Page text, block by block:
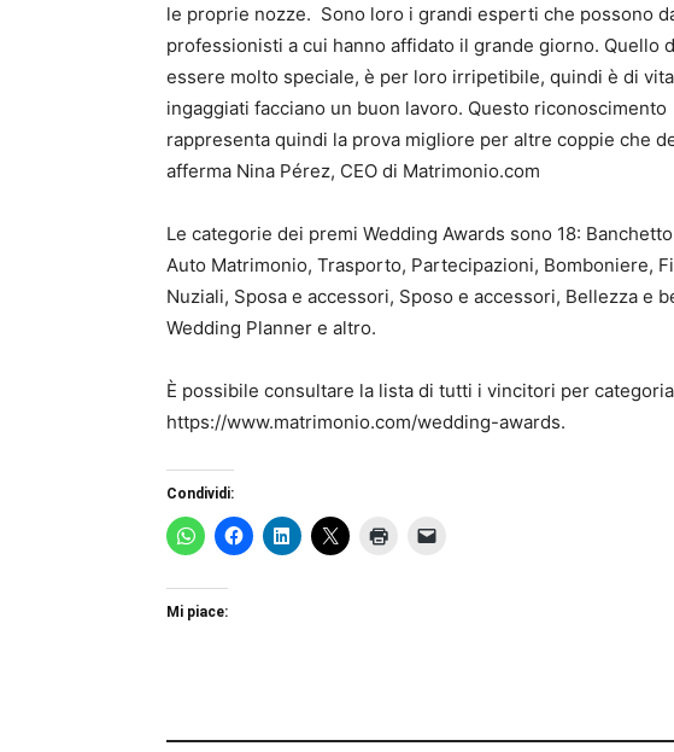
le proprie nozze. Sono loro i grandi esperti che possono
professionisti a cui hanno affidato il grande giorno. Quello
essere molto speciale, è per loro irripetibile, quindi è di
ingaggiati facciano un buon lavoro. Questo riconoscimento
rappresenta quindi la prova migliore per altre coppie che
afferma Nina Pérez, CEO di Matrimonio.com
Le categorie dei premi Wedding Awards sono 18:
Auto Matrimonio, Trasporto, Partecipazioni, Bomboniere,
Nuziali, Sposa e accessori, Sposo e accessori, Bellezza e
Wedding Planner e altro.
È possibile consultare la lista di tutti i vincitori per
https://www.matrimonio.com/wedding-awards.
Condividi:
Mi piace: